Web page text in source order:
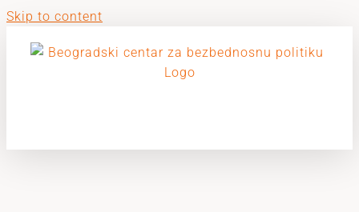
Skip to content